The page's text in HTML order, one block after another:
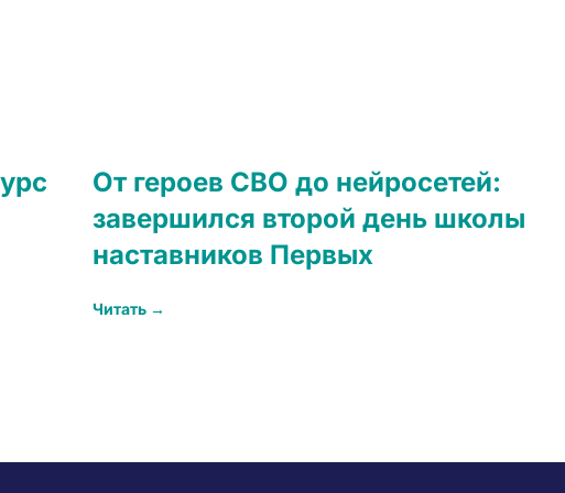
От героев СВО до нейросетей:
завершился второй день школы
наставников Первых
Читать →